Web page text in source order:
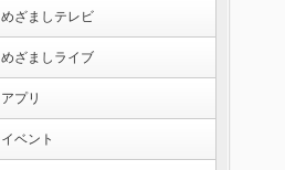
めざましテレビ
めざましライブ
アプリ
イベント